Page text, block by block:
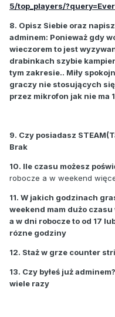
5/top_players/
8. Opisz Siebie oraz
adminem: Ponieważ gdy
wieczorem to jest
drabinkach szybie
tym zakresie.. Miły
graczy nie stosujących
przez mikrofon jak nie ma
9. Czy posiadasz
Brak
10. Ile czasu możesz
robocze a w weekend
11. W jakich godzinach
weekend mam dużo
a w dni robocze to od 17
rózne godziny
12. Staż w grze counter
13. Czy byłeś już
wiele razy